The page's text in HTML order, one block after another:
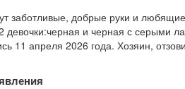
заботливые, добрые руки и
и черная с серыми
11 апреля 2026 года. Хозяин,